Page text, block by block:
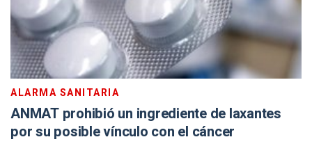
ALARMA SANITARIA
ANMAT prohibió un ingrediente de laxantes
por su posible vínculo con el cáncer